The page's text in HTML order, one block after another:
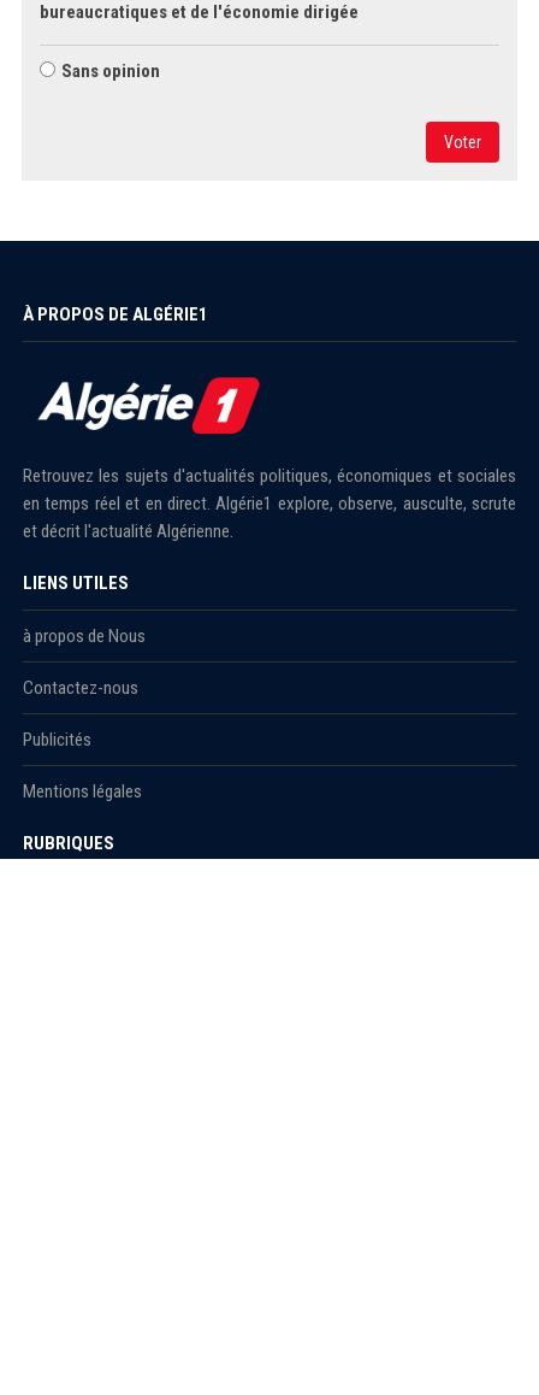
bureaucratiques et de l'économie dirigée
Sans opinion
Voter
À PROPOS DE ALGÉRIE1
Retrouvez les sujets d'actualités politiques, économiques et sociales
en temps réel et en direct. Algérie1 explore, observe, ausculte, scrute
et décrit l'actualité Algérienne.
LIENS UTILES
à propos de Nous
Contactez-nous
Publicités
Mentions légales
RUBRIQUES